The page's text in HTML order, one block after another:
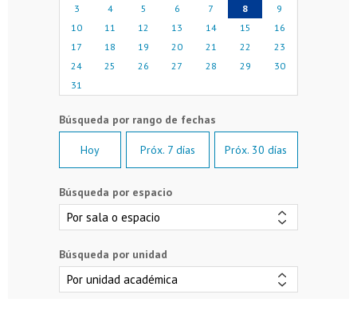
3
4 5 6 7 8
9
10
11 12 13 14 15
16
17
18 19 20 21 22
23
24
25 26 27 28 29
30
31
Hoy Próx. 7 días Próx. 30 días
Búsqueda por espacio
Búsqueda por unidad